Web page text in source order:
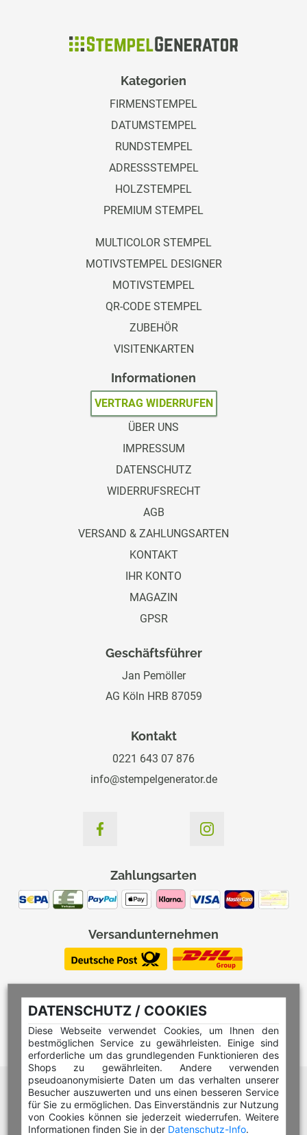
DATENSCHUTZ / COOKIES
Diese Webseite verwendet Cookies, um Ihnen den
bestmöglichen Service zu gewährleisten. Einige sind
erforderliche um das grundlegenden Funktionieren des
Shops zu gewährleiten. Andere verwenden
pseudoanonymisierte Daten um das verhalten unserer
Besucher auszuwerten und uns einen besseren Service
für Sie zu ermöglichen. Das Einverständnis zur Nutzung
von Cookies können sie jederzeit wiederrufen. Weitere
Informationen finden Sie in der Datenschutz-Info.
Kategorien
FIRMENSTEMPEL
DATUMSTEMPEL
RUNDSTEMPEL
ADRESSSTEMPEL
HOLZSTEMPEL
PREMIUM STEMPEL
MULTICOLOR STEMPEL
MOTIVSTEMPEL DESIGNER
MOTIVSTEMPEL
QR-CODE STEMPEL
ZUBEHÖR
VISITENKARTEN
Informationen
VERTRAG WIDERRUFEN
ÜBER UNS
IMPRESSUM
DATENSCHUTZ
WIDERRUFSRECHT
AGB
VERSAND & ZAHLUNGSARTEN
KONTAKT
IHR KONTO
MAGAZIN
GPSR
Geschäftsführer
Jan Pemöller
AG Köln HRB 87059
Kontakt
0221 643 07 876
info@stempelgenerator.de
Zahlungsarten
Versandunternehmen
Hilfe Editor
Hilfe Multicolorstempel
Hilfe Rundstempel